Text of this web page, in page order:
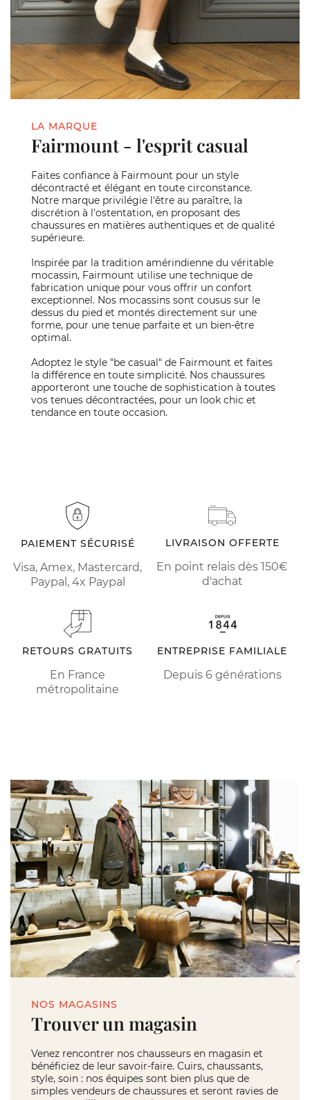
LA MARQUE
Fairmount - l'esprit casual
Faites confiance à Fairmount pour un style
décontracté et élégant en toute circonstance.
Notre marque privilégie l'être au paraître, la
discrétion à l'ostentation, en proposant des
chaussures en matières authentiques et de qualité
supérieure.
Inspirée par la tradition amérindienne du véritable
mocassin, Fairmount utilise une technique de
fabrication unique pour vous offrir un confort
exceptionnel. Nos mocassins sont cousus sur le
dessus du pied et montés directement sur une
forme, pour une tenue parfaite et un bien-être
optimal.
Adoptez le style "be casual" de Fairmount et faites
la différence en toute simplicité. Nos chaussures
apporteront une touche de sophistication à toutes
vos tenues décontractées, pour un look chic et
tendance en toute occasion.
PAIEMENT SÉCURISÉ
Visa, Amex, Mastercard,
Paypal, 4x Paypal
LIVRAISON OFFERTE
En point relais dès 150€
d'achat
RETOURS GRATUITS
En France
métropolitaine
ENTREPRISE FAMILIALE
Depuis 6 générations
NOS MAGASINS
Trouver un magasin
Venez rencontrer nos chausseurs en magasin et
bénéficiez de leur savoir-faire. Cuirs, chaussants,
style, soin : nos équipes sont bien plus que de
simples vendeurs de chaussures et seront ravies de